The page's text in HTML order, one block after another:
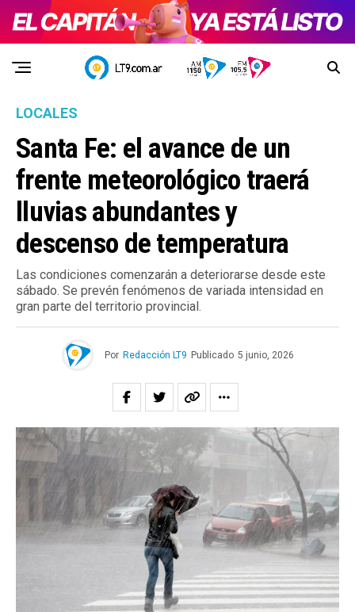
LOCALES
Santa Fe: el avance de un
frente meteorológico traerá
lluvias abundantes y
descenso de temperatura
Las condiciones comenzarán a deteriorarse desde este
sábado. Se prevén fenómenos de variada intensidad en
gran parte del territorio provincial.
Por Redacción LT9 Publicado 5 junio, 2026